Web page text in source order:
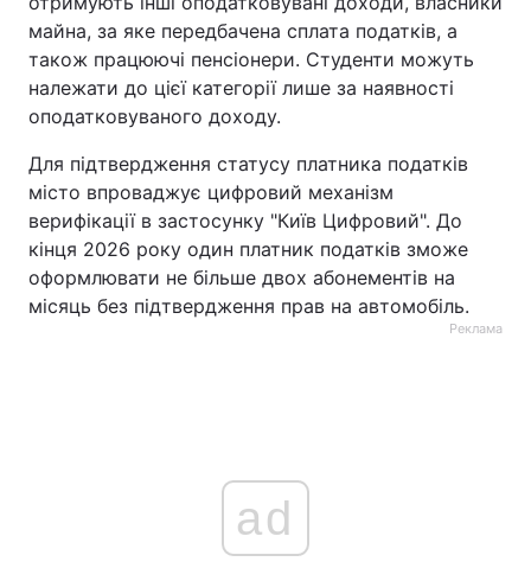
майна, за яке передбачена сплата податків, а
також працюючі пенсіонери. Студенти можуть
належати до цієї категорії лише за наявності
оподатковуваного доходу.
Для підтвердження статусу платника податків
місто впроваджує цифровий механізм
верифікації в застосунку "Київ Цифровий". До
кінця 2026 року один платник податків зможе
оформлювати не більше двох абонементів на
місяць без підтвердження прав на автомобіль.
Реклама
ad